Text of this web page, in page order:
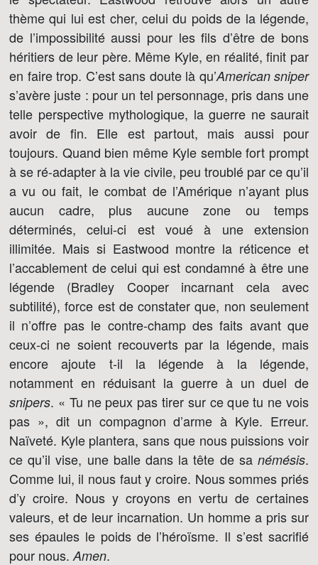
thème qui lui est cher, celui du poids de la légende,
de l’impossibilité aussi pour les fils d’être de bons
héritiers de leur père. Même Kyle, en réalité, finit par
en faire trop. C’est sans doute là qu’American sniper
s’avère juste : pour un tel personnage, pris dans une
telle perspective mythologique, la guerre ne saurait
avoir de fin. Elle est partout, mais aussi pour
toujours. Quand bien même Kyle semble fort prompt
à se ré-adapter à la vie civile, peu troublé par ce qu’il
a vu ou fait, le combat de l’Amérique n’ayant plus
aucun cadre, plus aucune zone ou temps
déterminés, celui-ci est voué à une extension
illimitée. Mais si Eastwood montre la réticence et
l’accablement de celui qui est condamné à être une
légende (Bradley Cooper incarnant cela avec
subtilité), force est de constater que, non seulement
il n’offre pas le contre-champ des faits avant que
ceux-ci ne soient recouverts par la légende, mais
encore ajoute t-il la légende à la légende,
notamment en réduisant la guerre à un duel de
snipers. « Tu ne peux pas tirer sur ce que tu ne vois
pas », dit un compagnon d’arme à Kyle. Erreur.
Naïveté. Kyle plantera, sans que nous puissions voir
ce qu’il vise, une balle dans la tête de sa némésis.
Comme lui, il nous faut y croire. Nous sommes priés
d’y croire. Nous y croyons en vertu de certaines
valeurs, et de leur incarnation. Un homme a pris sur
ses épaules le poids de l’héroïsme. Il s’est sacrifié
pour nous. Amen.